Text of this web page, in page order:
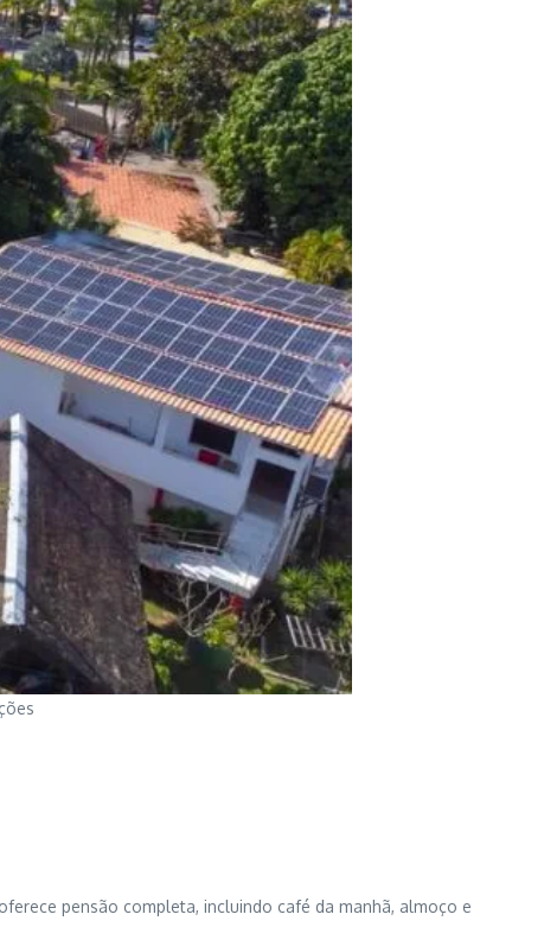
pensão completa, incluindo café da manhã, almoço e